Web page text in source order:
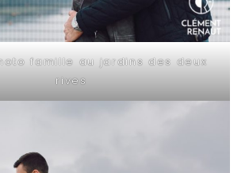
famille au jardins des deux
rives